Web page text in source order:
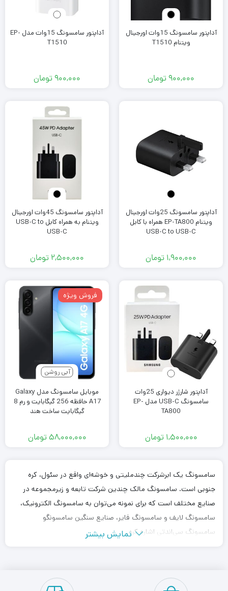
آداپتور سامسونگ 15وات اورجینال
ویتنام T1510
۹۰۰,۰۰۰تومان
آداپتور سامسونگ 15وات مدل EP-
T1510
۹۰۰,۰۰۰تومان
آداپتور سامسونگ 25وات اورجینال
ویتنام EP-TA800 همراه با کابل
USB-C to USB-C
۱,۹۰۰,۰۰۰ تومان
آداپتور سامسونگ 45وات اورجینال
ویتنام به همراه کابل USB-C to
USB-C
۲,۵۰۰,۰۰۰ تومان
آداپتور شارژر دیواری 25وات
سامسونگ USB-C مدل EP-
TA800
۱,۵۰۰,۰۰۰ تومان
آبی روشن
فروش ویژه
موبایل سامسونگ مدل Galaxy
A17 حافظه 256 گیگابایت و رم 8
گیگابایت ساخت هند
۵۸,۰۰۰,۰۰۰تومان
سامسونگ یک ابرشرکت چندملیتی و خوشه‌ای واقع در سئول، کره
جنوبی است. سامسونگ مالک چندین شرکت تابعه و زیرمجموعه در
صنایع مختلف است که برای نمونه می‌توان به سامسونگ الکترونیک،
سامسونگ لایف و سامسونگ فایر، صنایع سنگین سامسونگو
سامسونگ سی‌اندتی اشاره کرد.
فعالیت‌های خود را در حوزه‌های ارائه خدمات مالی و بیمه، مبادلات
نمایش بیشتر